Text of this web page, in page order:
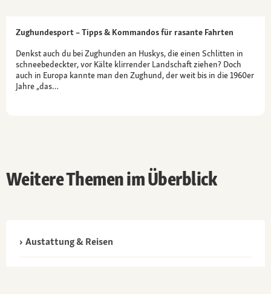
Zughundesport – Tipps & Kommandos für rasante Fahrten
Denkst auch du bei Zughunden an Huskys, die einen Schlitten in
schneebedeckter, vor Kälte klirrender Landschaft ziehen? Doch
auch in Europa kannte man den Zughund, der weit bis in die 1960er
Jahre „das…
Weitere Themen im Überblick
Austattung & Reisen